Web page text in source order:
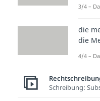
3/4 –
die
die
4/4 –
Schreibung: